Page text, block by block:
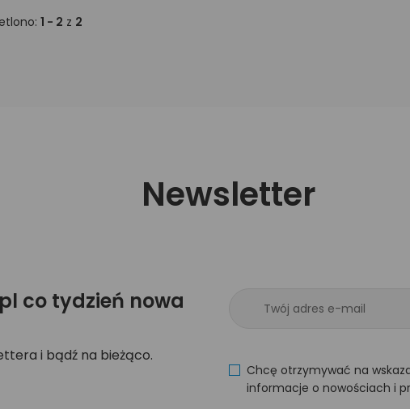
1 - 2 z 2
Newsletter
co tydzień nowa
i bądź na bieżąco.
Chcę otrzymywać na
informacje o nowościach i